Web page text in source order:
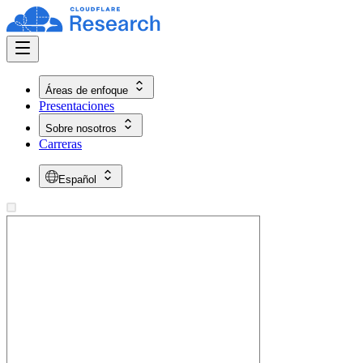
Áreas de enfoque
Presentaciones
Sobre nosotros
Carreras
Español